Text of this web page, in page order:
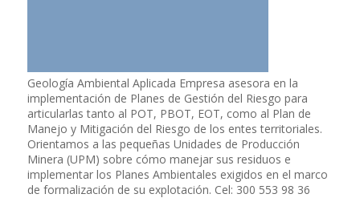
Geología Ambiental Aplicada Empresa asesora en la
implementación de Planes de Gestión del Riesgo para
articularlas tanto al POT, PBOT, EOT, como al Plan de
Manejo y Mitigación del Riesgo de los entes territoriales.
Orientamos a las pequeñas Unidades de Producción
Minera (UPM) sobre cómo manejar sus residuos e
implementar los Planes Ambientales exigidos en el marco
de formalización de su explotación. Cel: 300 553 98 36